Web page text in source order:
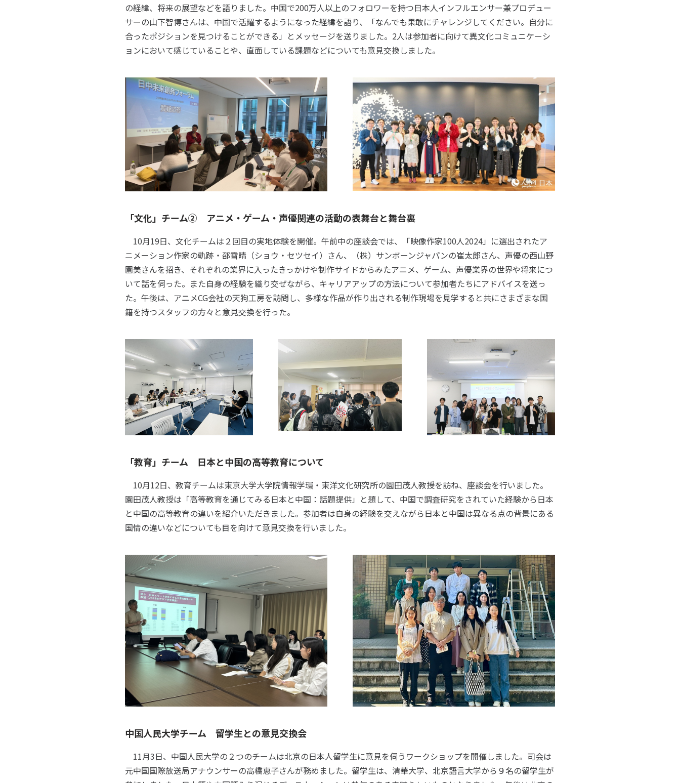
の経緯、将来の展望などを語りました。中国で200万人以上のフォロワーを持つ日本人インフルエンサー兼プロデュー
サーの山下智博さんは、中国で活躍するようになった経緯を語り、「なんでも果敢にチャレンジしてください。自分に
合ったポジションを見つけることができる」とメッセージを送りました。2人は参加者に向けて異文化コミュニケーシ
ョンにおいて感じていることや、直面している課題などについても意見交換しました。
「文化」チーム② アニメ・ゲーム・声優関連の活動の表舞台と舞台裏
10月19日、文化チームは２回目の実地体験を開催。午前中の座談会では、「映像作家100人2024」に選出されたア
ニメーション作家の軌跡・邵雪晴（ショウ・セツセイ）さん、（株）サンボーンジャパンの崔太郎さん、声優の西山野
園美さんを招き、それぞれの業界に入ったきっかけや制作サイドからみたアニメ、ゲーム、声優業界の世界や将来につ
いて話を伺った。また自身の経験を織り交ぜながら、キャリアアップの方法について参加者たちにアドバイスを送っ
た。午後は、アニメCG会社の天狗工房を訪問し、多様な作品が作り出される制作現場を見学すると共にさまざまな国
籍を持つスタッフの方々と意見交換を行った。
「教育」チーム 日本と中国の高等教育について
10月12日、教育チームは東京大学大学院情報学環・東洋文化研究所の園田茂人教授を訪ね、座談会を行いました。
園田茂人教授は「高等教育を通じてみる日本と中国：話題提供」と題して、中国で調査研究をされていた経験から日本
と中国の高等教育の違いを紹介いただきました。参加者は自身の経験を交えながら日本と中国は異なる点の背景にある
国情の違いなどについても目を向けて意見交換を行いました。
中国人民大学チーム 留学生との意見交換会
11月3日、中国人民大学の２つのチームは北京の日本人留学生に意見を伺うワークショップを開催しました。司会は
元中国国際放送局アナウンサーの高橋恵子さんが務めました。留学生は、清華大学、北京語言大学から９名の留学生が